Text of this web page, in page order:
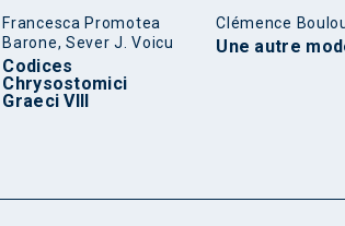
Francesca Promotea
Barone, Sever J. Voicu
Codices
Chrysostomici
Graeci VIII
Clémence
Une autre